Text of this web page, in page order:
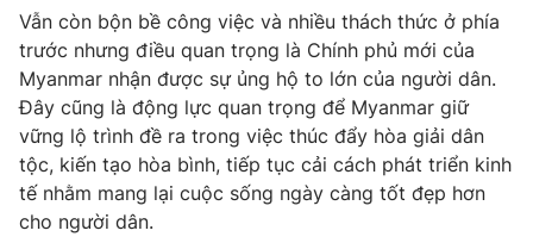
Học trực tuyến
Hitech Công nghệ tương lai
Sản phẩm
Thị trường
Tư vấn
Giao lưu trực tuyến
Lịch phát sóng
Chuyên mục khác
Vẫn còn bộn bề công việc và nhiều thách thức ở phía
trước nhưng điều quan trọng là Chính phủ mới của
Myanmar nhận được sự ủng hộ to lớn của người dân.
Đây cũng là động lực quan trọng để Myanmar giữ
vững lộ trình đề ra trong việc thúc đẩy hòa giải dân
tộc, kiến tạo hòa bình, tiếp tục cải cách phát triển kinh
tế nhằm mang lại cuộc sống ngày càng tốt đẹp hơn
cho người dân.